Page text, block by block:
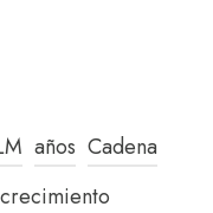
años Cadena
crecimiento